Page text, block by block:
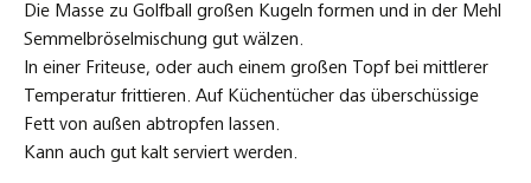
Die Masse zu Golfball großen Kugeln formen und in der Mehl
Semmelbröselmischung gut wälzen.
In einer Friteuse, oder auch einem großen Topf bei mittlerer
Temperatur frittieren. Auf Küchentücher das überschüssige
Fett von außen abtropfen lassen.
Kann auch gut kalt serviert werden.